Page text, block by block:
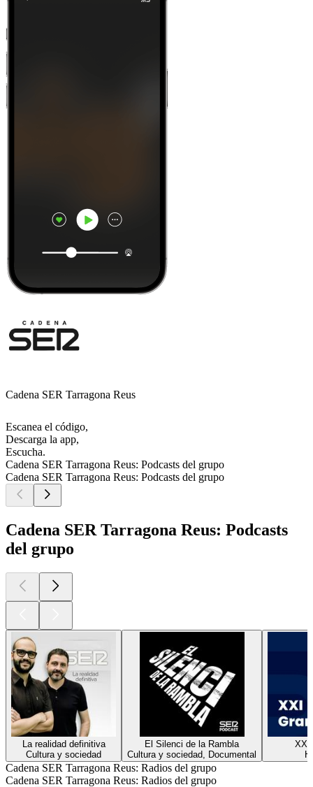
Cadena SER Tarragona Reus
Escanea el código,
Descarga la app,
Escucha.
Cadena SER Tarragona Reus: Podcasts del grupo
Cadena SER Tarragona Reus: Podcasts del grupo
Cadena SER Tarragona Reus: Podcasts
del grupo
La realidad definitiva
Cultura y sociedad
El Silenci de la Rambla
Cultura y sociedad, Documental
XXI
Cadena SER Tarragona Reus: Radios del grupo
Cadena SER Tarragona Reus: Radios del grupo